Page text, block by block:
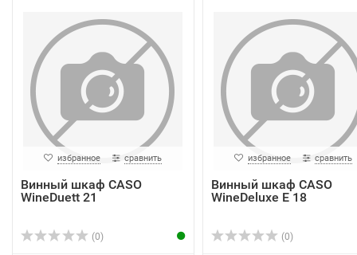
избранное сравнить
Винный шкаф CASO
WineDuett 21
(0)
избранное сравнить
Винный шкаф CASO
WineDeluxe E 18
(0)